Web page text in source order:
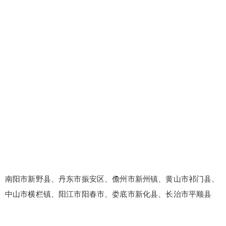
南阳市新野县、丹东市振安区、儋州市新州镇、黄山市祁门县、
中山市横栏镇、阳江市阳春市、娄底市新化县、长治市平顺县